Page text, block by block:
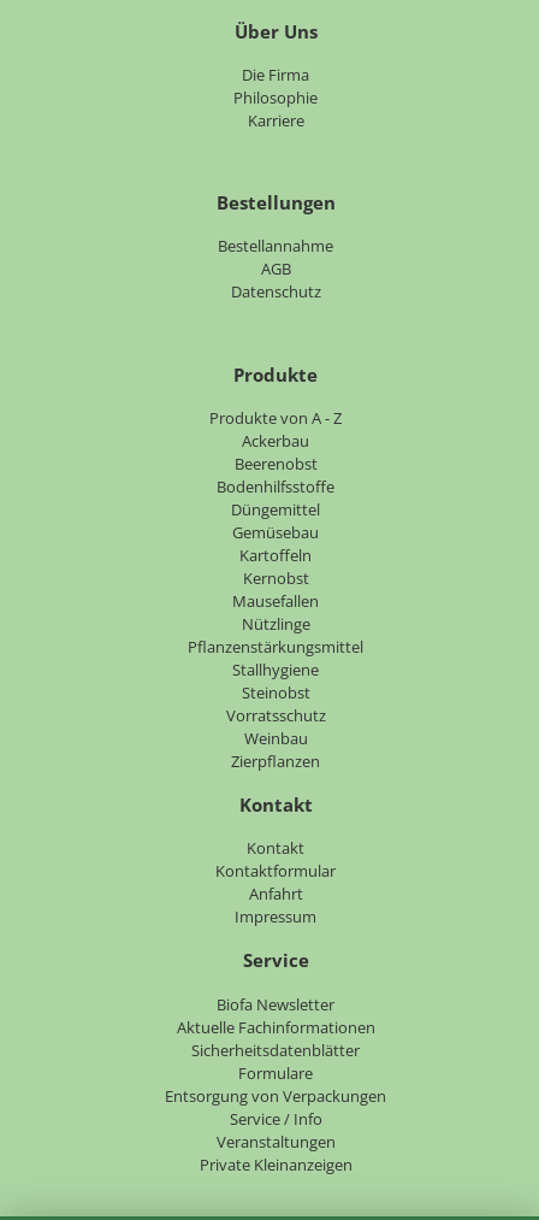
Über Uns
Die Firma
Philosophie
Karriere
Bestellungen
Bestellannahme
AGB
Datenschutz
Produkte
Produkte von A - Z
Ackerbau
Beerenobst
Bodenhilfsstoffe
Düngemittel
Gemüsebau
Kartoffeln
Kernobst
Mausefallen
Nützlinge
Pflanzenstärkungsmittel
Stallhygiene
Steinobst
Vorratsschutz
Weinbau
Zierpflanzen
Kontakt
Kontakt
Kontaktformular
Anfahrt
Impressum
Service
Biofa Newsletter
Aktuelle Fachinformationen
Sicherheitsdatenblätter
Formulare
Entsorgung von Verpackungen
Service / Info
Veranstaltungen
Private Kleinanzeigen